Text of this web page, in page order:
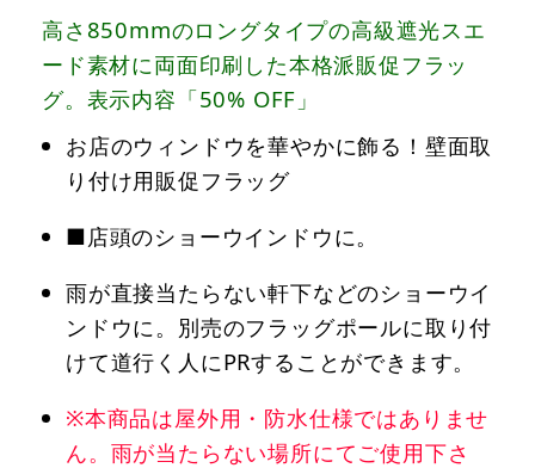
高さ850mmのロングタイプの高級遮光スエ
ード素材に両面印刷した本格派販促フラッ
グ。表示内容「50% OFF」
お店のウィンドウを華やかに飾る！壁面取
り付け用販促フラッグ
■店頭のショーウインドウに。
雨が直接当たらない軒下などのショーウイ
ンドウに。別売のフラッグポールに取り付
けて道行く人にPRすることができます。
※本商品は屋外用・防水仕様ではありませ
ん。雨が当たらない場所にてご使用下さ